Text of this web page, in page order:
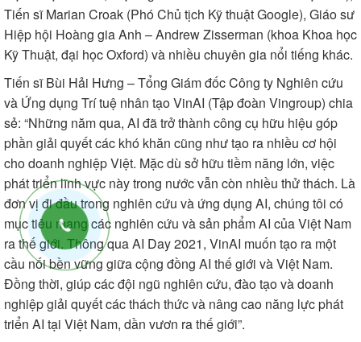
Tiến sĩ Marian Croak (Phó Chủ tịch Kỹ thuật Google), Giáo sư
Hiệp hội Hoàng gia Anh – Andrew Zisserman (khoa Khoa học
Kỹ Thuật, đại học Oxford) và nhiều chuyên gia nổi tiếng khác.
Tiến sĩ Bùi Hải Hưng – Tổng Giám đốc Công ty Nghiên cứu
và Ứng dụng Trí tuệ nhân tạo VinAI (Tập đoàn Vingroup) chia
sẻ: “Những năm qua, AI đã trở thành công cụ hữu hiệu góp
phần giải quyết các khó khăn cũng như tạo ra nhiều cơ hội
cho doanh nghiệp Việt. Mặc dù sở hữu tiềm năng lớn, việc
phát triển lĩnh vực này trong nước vẫn còn nhiều thử thách. Là
đơn vị đi đầu trong nghiên cứu và ứng dụng AI, chúng tôi có
mục tiêu mang các nghiên cứu và sản phẩm AI của Việt Nam
ra thế giới. Thông qua AI Day 2021, VinAI muốn tạo ra một
cầu nối bền vững giữa cộng đồng AI thế giới và Việt Nam.
Đồng thời, giúp các đội ngũ nghiên cứu, đào tạo và doanh
nghiệp giải quyết các thách thức và nâng cao năng lực phát
triển AI tại Việt Nam, dần vươn ra thế giới”.